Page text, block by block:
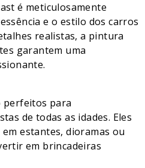
é meticulosamente
e o estilo dos carros
realistas, a pintura
garantem uma
perfeitos para
de todas as idades. Eles
estantes, dioramas ou
em brincadeiras